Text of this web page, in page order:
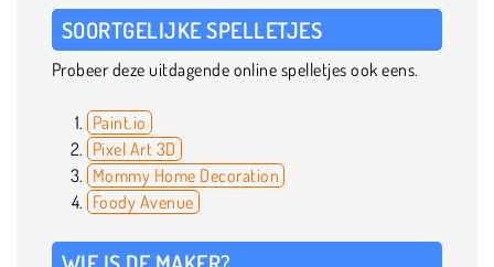
SOORTGELIJKE SPELLETJES
Probeer deze uitdagende online spelletjes ook eens.
Paint.io
Pixel Art 3D
Mommy Home Decoration
Foody Avenue